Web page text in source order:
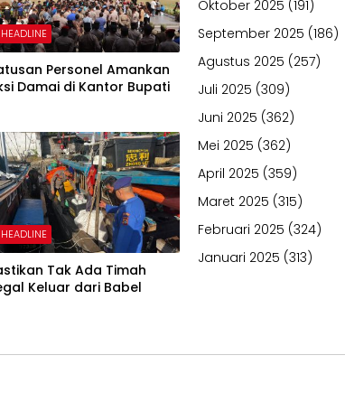
HEADLINE
Personel Amankan
Damai di Kantor Bupati
HEADLINE
Tak Ada Timah
Keluar dari Babel
Oktober 2025 (191)
September 2025 (186)
Agustus 2025 (257)
Juli 2025 (309)
Juni 2025 (362)
Mei 2025 (362)
April 2025 (359)
Maret 2025 (315)
Februari 2025 (324)
Januari 2025 (313)